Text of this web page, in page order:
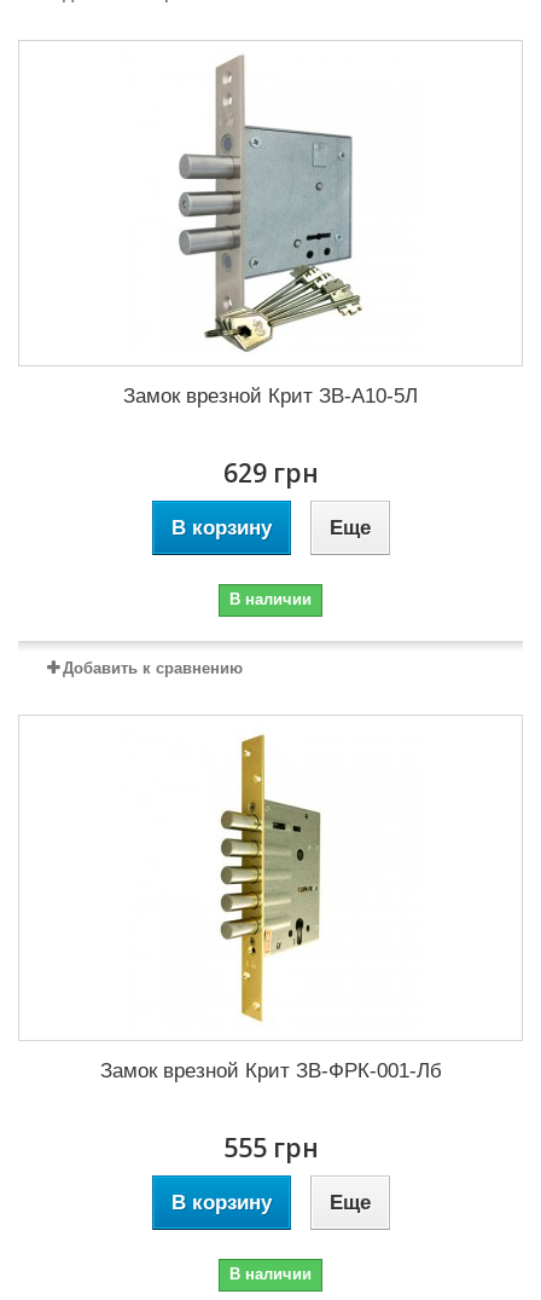
Замок врезной Крит ЗВ-A10-5Л
629 грн
В корзину Еще
В наличии
Добавить к сравнению
Замок врезной Крит ЗВ-ФРК-001-Лб
555 грн
В корзину Еще
В наличии